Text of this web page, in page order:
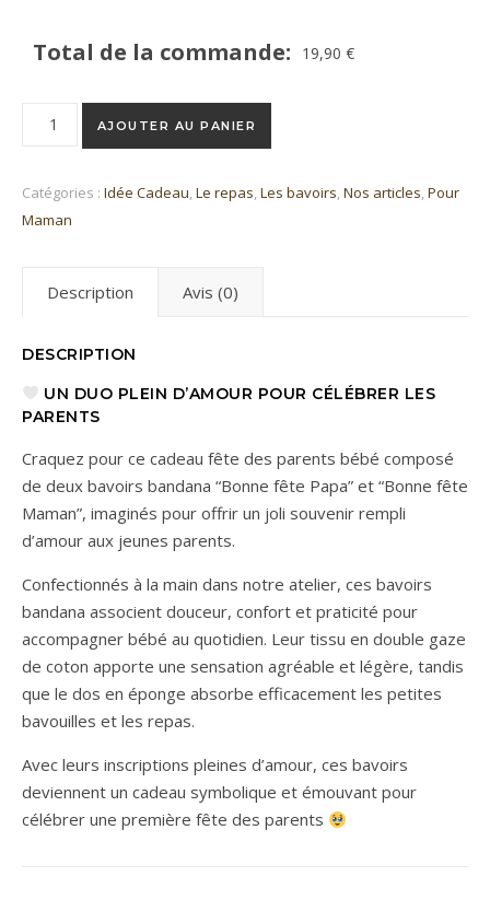
Total de la commande: 19,90 €
quantité de Duo de bavoirs “Bonne fête Papa & Maman"
AJOUTER AU PANIER
Catégories : Idée Cadeau,Le repas,Les bavoirs,Nos articles,Pour
Maman
Description Avis (0)
DESCRIPTION
UN DUO PLEIN D’AMOUR POUR CÉLÉBRER LES
PARENTS
Craquez pour ce cadeau fête des parents bébé composé
de deux bavoirs bandana “Bonne fête Papa” et “Bonne fête
Maman”, imaginés pour offrir un joli souvenir rempli
d’amour aux jeunes parents.
Confectionnés à la main dans notre atelier, ces bavoirs
bandana associent douceur, confort et praticité pour
accompagner bébé au quotidien. Leur tissu en double gaze
de coton apporte une sensation agréable et légère, tandis
que le dos en éponge absorbe efficacement les petites
bavouilles et les repas.
Avec leurs inscriptions pleines d’amour, ces bavoirs
deviennent un cadeau symbolique et émouvant pour
célébrer une première fête des parents